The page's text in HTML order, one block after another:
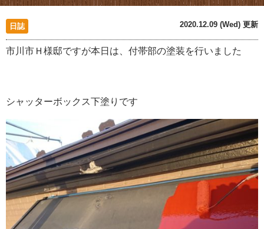
日誌 2020.12.09 (Wed) 更新
市川市Ｈ様邸ですが本日は、付帯部の塗装を行いました
シャッターボックス下塗りです